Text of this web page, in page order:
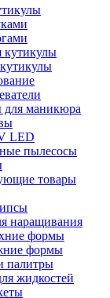
кутикулы
для маникюра
LED
пылесосы
товары
наращивания
формы
формы
палитры
жидкостей